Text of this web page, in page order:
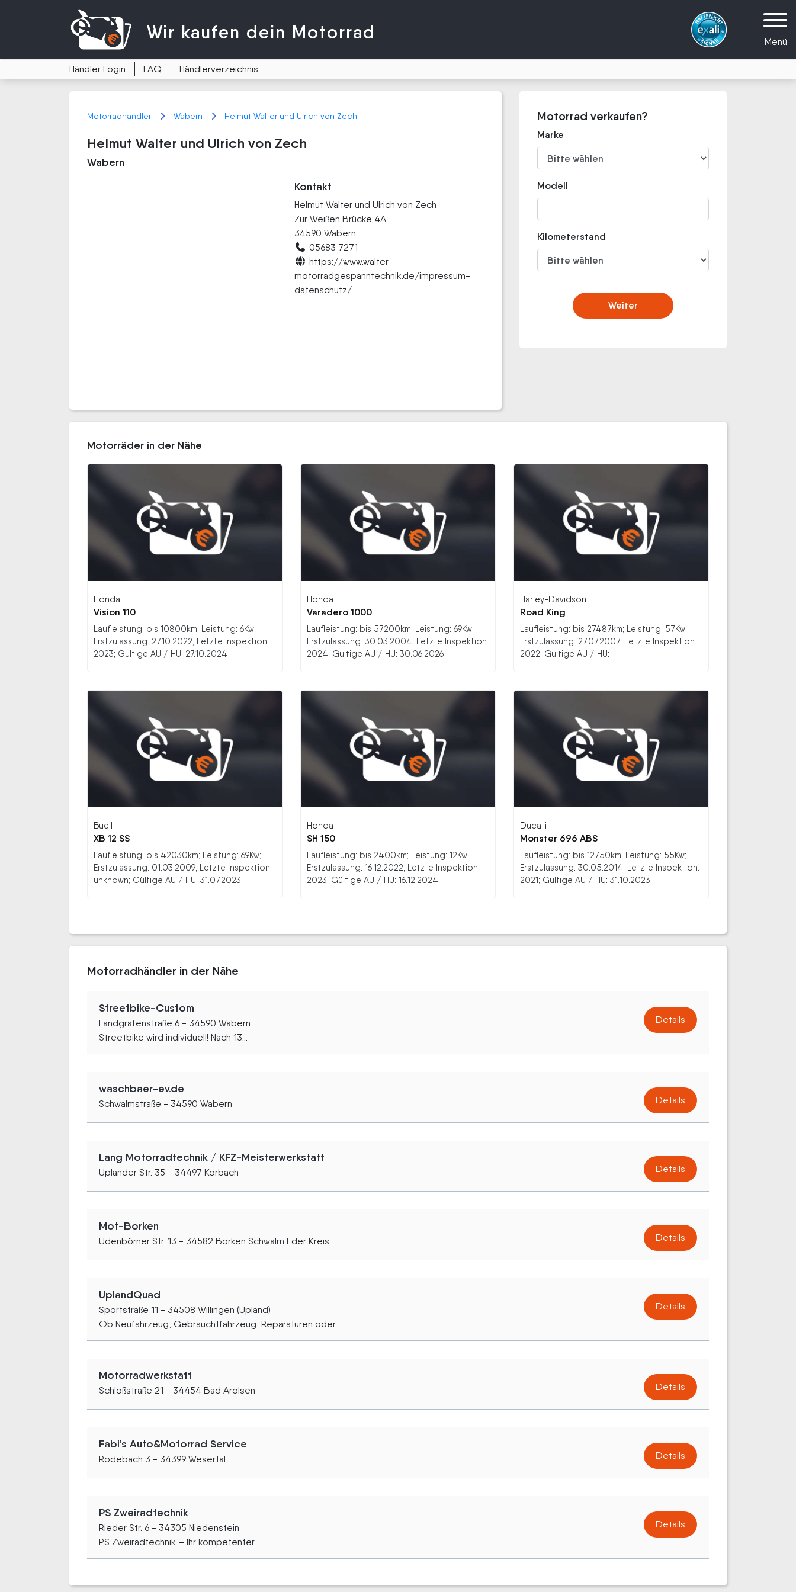
Menü
Wir kaufen dein Motorrad
Händler Login FAQ Händlerverzeichnis
Motorradhändler Wabern Helmut Walter und Ulrich von Zech
Helmut Walter und Ulrich von Zech
Wabern
Kontakt
Helmut Walter und Ulrich von Zech
Zur Weißen Brücke 4A
34590 Wabern
05683 7271
https://www.walter-
motorradgespanntechnik.de/impressum-
datenschutz/
Motorrad verkaufen?
Marke
Modell
Kilometerstand
Weiter
Motorräder in der Nähe
Honda
Vision 110
Laufleistung: bis 10800km; Leistung: 6Kw;
Erstzulassung: 27.10.2022; Letzte Inspektion:
2023; Gültige AU / HU: 27.10.2024
Honda
Varadero 1000
Laufleistung: bis 57200km; Leistung: 69Kw;
Erstzulassung: 30.03.2004; Letzte Inspektion:
2024; Gültige AU / HU: 30.06.2026
Harley-Davidson
Road King
Laufleistung: bis 27487km; Leistung: 57Kw;
Erstzulassung: 27.07.2007; Letzte Inspektion:
2022; Gültige AU / HU:
Buell
XB 12 SS
Laufleistung: bis 42030km; Leistung: 69Kw;
Erstzulassung: 01.03.2009; Letzte Inspektion:
unknown; Gültige AU / HU: 31.07.2023
Honda
SH 150
Laufleistung: bis 2400km; Leistung: 12Kw;
Erstzulassung: 16.12.2022; Letzte Inspektion:
2023; Gültige AU / HU: 16.12.2024
Ducati
Monster 696 ABS
Laufleistung: bis 12750km; Leistung: 55Kw;
Erstzulassung: 30.05.2014; Letzte Inspektion:
2021; Gültige AU / HU: 31.10.2023
Motorradhändler in der Nähe
Streetbike-Custom
Landgrafenstraße 6 - 34590 Wabern
Streetbike wird individuell! Nach 13...
Details
waschbaer-ev.de
Schwalmstraße - 34590 Wabern Details
Lang Motorradtechnik / KFZ-Meisterwerkstatt
Upländer Str. 35 - 34497 Korbach Details
Mot-Borken
Udenbörner Str. 13 - 34582 Borken Schwalm Eder Kreis Details
UplandQuad
Sportstraße 11 - 34508 Willingen (Upland)
Ob Neufahrzeug, Gebrauchtfahrzeug, Reparaturen oder...
Details
Motorradwerkstatt
Schloßstraße 21 - 34454 Bad Arolsen Details
Fabi’s Auto&Motorrad Service
Rodebach 3 - 34399 Wesertal Details
PS Zweiradtechnik
Rieder Str. 6 - 34305 Niedenstein
PS Zweiradtechnik – Ihr kompetenter...
Details